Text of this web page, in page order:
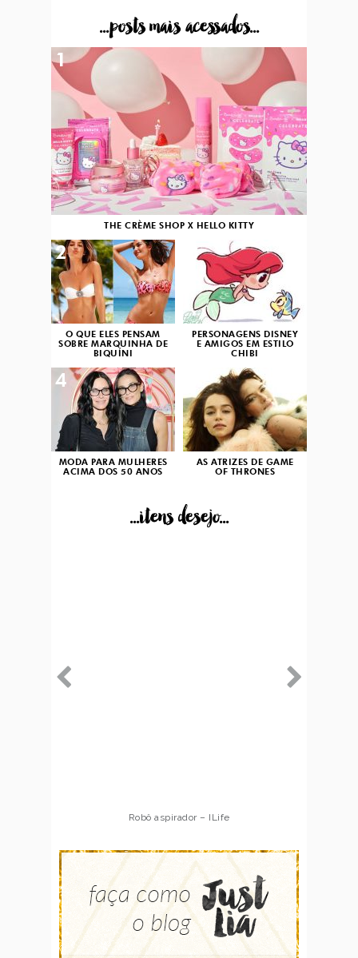
...posts mais acessados...
THE CRÈME SHOP X HELLO KITTY
1
O QUE ELES PENSAM
SOBRE MARQUINHA DE
BIQUÍNI
2
PERSONAGENS DISNEY
E AMIGOS EM ESTILO
CHIBI
3
MODA PARA MULHERES
ACIMA DOS 50 ANOS
4
AS ATRIZES DE GAME
OF THRONES
...itens desejo...
Robô aspirador – ILife